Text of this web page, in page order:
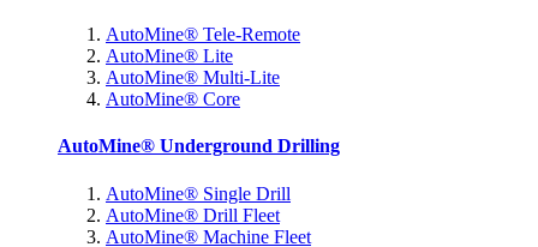
AutoMine® Tele-Remote
AutoMine® Lite
AutoMine® Multi-Lite
AutoMine® Core
AutoMine® Underground Drilling
AutoMine® Single Drill
AutoMine® Drill Fleet
AutoMine® Machine Fleet